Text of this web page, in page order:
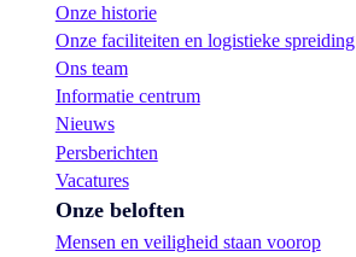
Onze historie
Onze faciliteiten en logistieke spreiding
Ons team
Informatie centrum
Nieuws
Persberichten
Vacatures
Onze beloften
Mensen en veiligheid staan voorop